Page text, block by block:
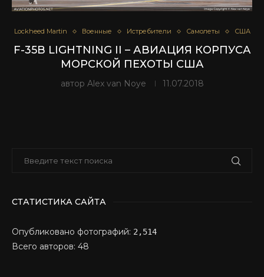
Lockheed Martin Военные Истребители Самолеты США
F-35B LIGHTNING II – АВИАЦИЯ КОРПУСА
МОРСКОЙ ПЕХОТЫ США
автор Alex van Noye 11.07.2018
СТАТИСТИКА САЙТА
Опубликовано фотографий: 2,514
Всего авторов: 48